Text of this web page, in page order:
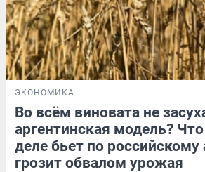
ЭКОНОМИКА
Во всём виновата не
аргентинская модель?
деле бьет по российскому
грозит обвалом урожая